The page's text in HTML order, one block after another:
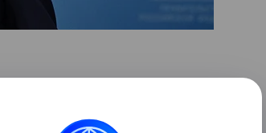
в сутки в рамках